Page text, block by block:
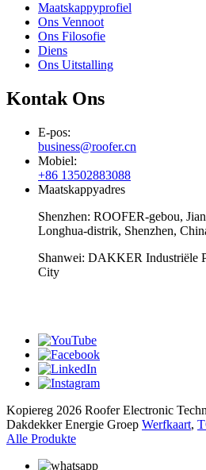
Maatskappyprofiel
Ons Vennoot
Ons Filosofie
Diens
Ons Uitstalling
Kontak Ons
E-pos:
business@roofer.cn
Mobiel:
+86 13502883088
Maatskappyadres
Shenzhen: ROOFER-gebou,
Longhua-distrik, Shenzhen,
Shanwei: DAKKER Industriële
City
Kopiereg 2026 Roofer Electronic
Dakdekker Energie Groep Werfkaart,
Alle Produkte